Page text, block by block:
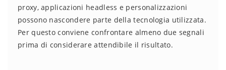
proxy, applicazioni headless e personalizzazioni
possono nascondere parte della tecnologia utilizzata.
Per questo conviene confrontare almeno due segnali
prima di considerare attendibile il risultato.